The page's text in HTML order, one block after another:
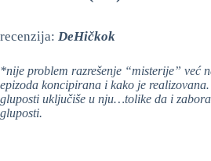
recenzija: DeHičkok
*nije problem razrešenje “misterije” već
epizoda koncipirana i kako je
gluposti uključiše u nju…tolike da i
gluposti.